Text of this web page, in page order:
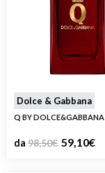
Dolce & Gabbana
Q BY DOLCE&GABBANA
da 98,50€ 59,10€